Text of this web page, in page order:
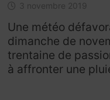
3 novembre 2019
Une météo
dimanche de
trentaine de
à affronter une